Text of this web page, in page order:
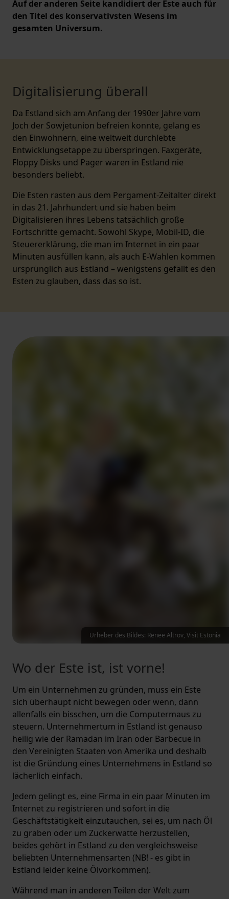
Auf der anderen Seite kandidiert der Este auch für
den Titel des konservativsten Wesens im
gesamten Universum.
Digitalisierung überall
Da Estland sich am Anfang der 1990er Jahre vom
Joch der Sowjetunion befreien konnte, gelang es
den Einwohnern, eine weltweit durchlebte
Entwicklungsetappe zu überspringen. Faxgeräte,
Floppy Disks und Pager waren in Estland nie
besonders beliebt.
Die Esten rasten aus dem Pergament-Zeitalter direkt
in das 21. Jahrhundert und sie haben beim
Digitalisieren ihres Lebens tatsächlich große
Fortschritte gemacht. Sowohl Skype, Mobil-ID, die
Steuererklärung, die man im Internet in ein paar
Minuten ausfüllen kann, als auch E-Wahlen kommen
ursprünglich aus Estland – wenigstens gefällt es den
Esten zu glauben, dass das so ist.
Wo der Este ist, ist vorne!
Um ein Unternehmen zu gründen, muss ein Este
sich überhaupt nicht bewegen oder wenn, dann
allenfalls ein bisschen, um die Computermaus zu
steuern. Unternehmertum in Estland ist genauso
heilig wie der Ramadan im Iran oder Barbecue in
den Vereinigten Staaten von Amerika und deshalb
ist die Gründung eines Unternehmens in Estland so
lächerlich einfach.
Jedem gelingt es, eine Firma in ein paar Minuten im
Internet zu registrieren und sofort in die
Geschäftstätigkeit einzutauchen, sei es, um nach Öl
zu graben oder um Zuckerwatte herzustellen,
beides gehört in Estland zu den vergleichsweise
beliebten Unternehmensarten (NB! - es gibt in
Estland leider keine Ölvorkommen).
Während man in anderen Teilen der Welt zum
Urheber des Bildes: Renee Altrov, Visit Estonia